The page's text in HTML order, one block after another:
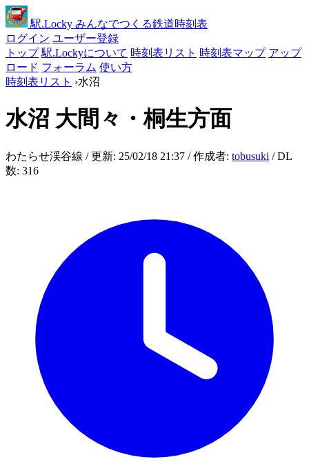
駅.Locky みんなでつくる鉄道時刻表
ログイン ユーザー登録
トップ 駅.Lockyについて 時刻表リスト 時刻表マップ アップ
ロード フォーラム 使い方
時刻表リスト ›水沼
水沼 大間々・桐生方面
わたらせ渓谷線 / 更新: 25/02/18 21:37 / 作成者: tobusuki / DL
数: 316